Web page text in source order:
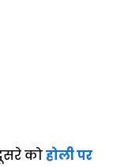
कोहोली पर